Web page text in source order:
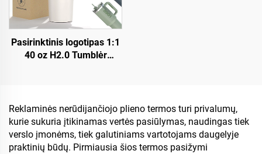
Pasirinktinis logotipas 1:1
40 oz H2.0 Tumblėr
Saliakūne Valentinų Dienai
& Kempingui
Reklaminės nerūdijančiojo plieno termos turi privalumų,
kurie sukuria įtikinamas vertės pasiūlymas, naudingas tiek
verslo įmonėms, tiek galutiniams vartotojams daugelyje
praktinių būdų. Pirmiausia šios termos pasižymi